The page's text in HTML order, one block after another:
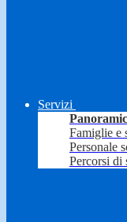
Servizi
Famiglie e
Personale
Percorsi di